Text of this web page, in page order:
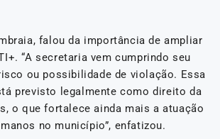
falou da importância de ampliar
“A secretaria vem cumprindo seu
ou possibilidade de violação. Essa
previsto legalmente como direito da
o que fortalece ainda mais a atuação
no município”, enfatizou.